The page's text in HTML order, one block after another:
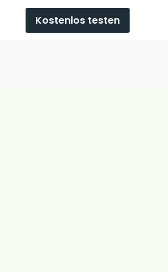
Kostenlos testen